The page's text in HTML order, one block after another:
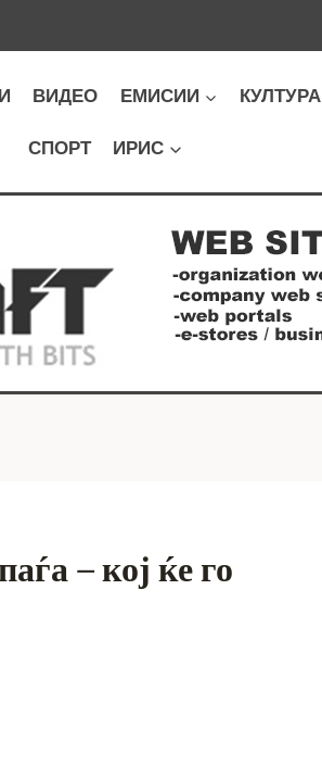
ВИДЕО ЕМИСИИ КУЛТУРА
СПОРТ ИРИС
– кој ќе го